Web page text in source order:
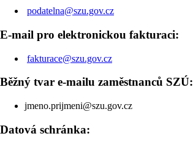
podatelna@szu.gov.cz
E-mail pro elektronickou fakturaci:
fakturace@szu.gov.cz
Běžný tvar e-mailu zaměstnanců SZÚ:
jmeno.prijmeni@szu.gov.cz
Datová schránka: